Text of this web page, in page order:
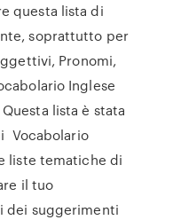
questa lista di
soprattutto per
Pronomi,
Inglese
lista è stata
Vocabolario
liste tematiche di
il tuo
dei suggerimenti